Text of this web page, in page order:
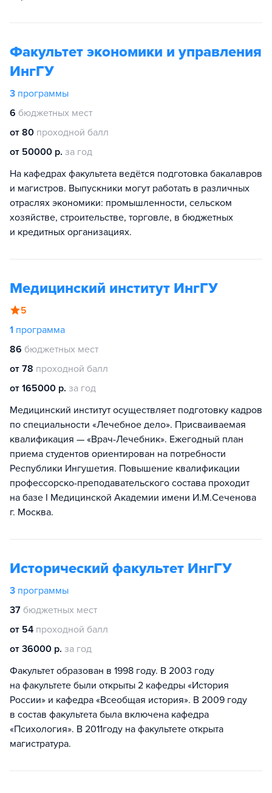
Факультет экономики и управления
ИнгГУ
3 программы
6 бюджетных мест
от 80 проходной балл
от 50000 р. за год
На кафедрах факультета ведётся подготовка бакалавров
и магистров. Выпускники могут работать в различных
отраслях экономики: промышленности, сельском
хозяйстве, строительстве, торговле, в бюджетных
и кредитных организациях.
Медицинский институт ИнгГУ
5
1 программа
86 бюджетных мест
от 78 проходной балл
от 165000 р. за год
Медицинский институт осуществляет подготовку кадров
по специальности «Лечебное дело». Присваиваемая
квалификация — «Врач-Лечебник». Ежегодный план
приема студентов ориентирован на потребности
Республики Ингушетия. Повышение квалификации
профессорско-преподавательского состава проходит
на базе I Медицинской Академии имени И.М.Сеченова
г. Москва.
Исторический факультет ИнгГУ
3 программы
37 бюджетных мест
от 54 проходной балл
от 36000 р. за год
Факультет образован в 1998 году. В 2003 году
на факультете были открыты 2 кафедры «История
России» и кафедра «Всеобщая история». В 2009 году
в состав факультета была включена кафедра
«Психология». В 2011году на факультете открыта
магистратура.